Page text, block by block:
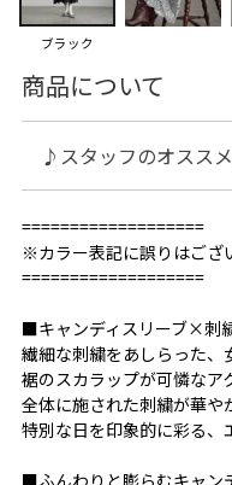
ブラック
商品について
♪スタッフのオスス
===================
※カラー表記に誤りはござ
===================
■キャンディスリーブ×刺
繊細な刺繍をあしらった、
裾のスカラップが可憐なア
全体に施された刺繍が華や
特別な日を印象的に彩る、
■ふんわりと膨らむキャン